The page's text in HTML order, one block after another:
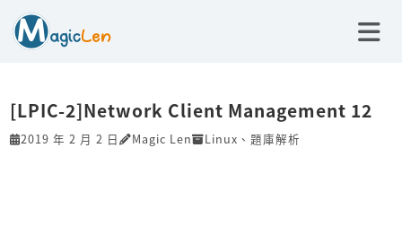
[LPIC-2]Network Client Management 12
2019 年 2 月 2 日 Magic Len Linux 、 題庫解析